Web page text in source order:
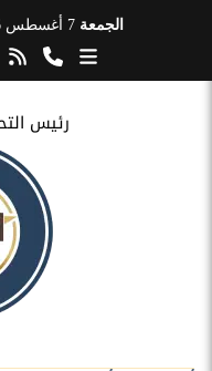
الجمعة 7 أغسطس 2026
رئيس